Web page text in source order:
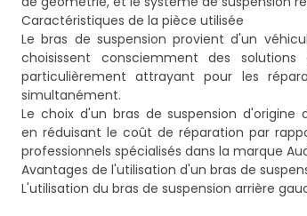
Caractéristiques de la pièce utilisée
Le bras de suspension provient d'un
choisissent consciemment des
particulièrement attrayant pour les
simultanément.
Le choix d'un bras de suspension
en réduisant le coût de réparation par
professionnels spécialisés dans la marque
Avantages de l'utilisation d'un bras de
L'utilisation du bras de suspension arrière